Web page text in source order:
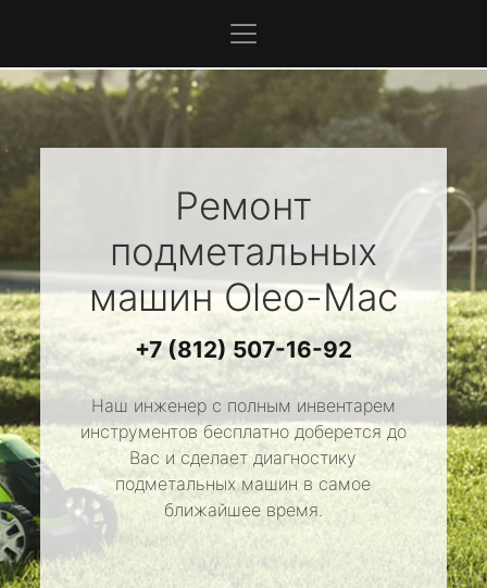
Ремонт
подметальных
машинOleo-Mac
+7 (812) 507-16-92
Наш инженер с полным инвентарем
инструментов бесплатно доберется до
Вас и сделает диагностику
подметальных машин в самое
ближайшее время.